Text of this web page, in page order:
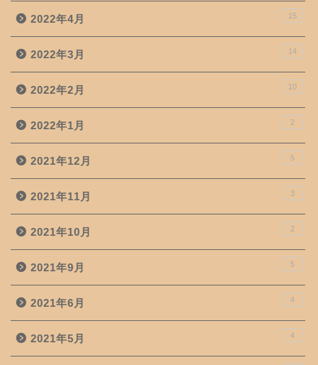
2022年4月 15
2022年3月 14
2022年2月 10
2022年1月 2
2021年12月 5
2021年11月 3
2021年10月 2
2021年9月 5
2021年6月 4
2021年5月 4